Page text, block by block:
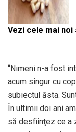
Vezi cele mai
“Nimeni n-a fost
acum singur cu
subiectul ăsta.
În ultimii doi ani
să desfiinţez ce a